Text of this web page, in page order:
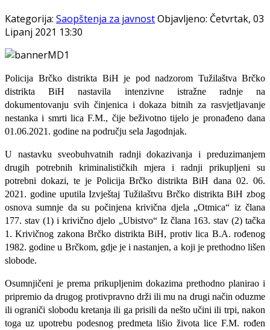
Kategorija: Saopštenja za javnostObjavljeno: Četvrtak, 03
Lipanj 2021 13:30
Policija Brčko distrikta BiH je pod nadzorom Tužilaštva Brčko
distrikta BiH nastavila intenzivne istražne radnje na
dokumentovanju svih činjenica i dokaza bitnih za rasvjetljavanje
nestanka i smrti lica F.M., čije beživotno tijelo je pronađeno dana
01.06.2021. godine na području sela Jagodnjak.
U nastavku sveobuhvatnih radnji dokazivanja i preduzimanjem
drugih potrebnih kriminalističkih mjera i radnji prikupljeni su
potrebni dokazi, te je Policija Brčko distrikta BiH dana 02. 06.
2021. godine uputilaIzvještaj Tužilaštvu Brčko distrikta BiH zbog
osnova sumnje da su počinjena krivična djela „Otmica“ iz člana
177. stav (1) i krivično djelo „Ubistvo“ Iz člana 163. stav (2) tačka
1. Krivičnog zakona Brčko distrikta BiH, protiv lica B.A. rođenog
1982. godine u Brčkom, gdje je i nastanjen, a koji je prethodno lišen
slobode.
Osumnjičeni je prema prikupljenim dokazima prethodno planirao i
pripremio da drugog protivpravno drži ili mu na drugi način oduzme
ili ograniči slobodu kretanja ili ga prisili da nešto učini ili trpi, nakon
toga uz upotrebu podesnog predmeta lišio života lice F.M. rođen